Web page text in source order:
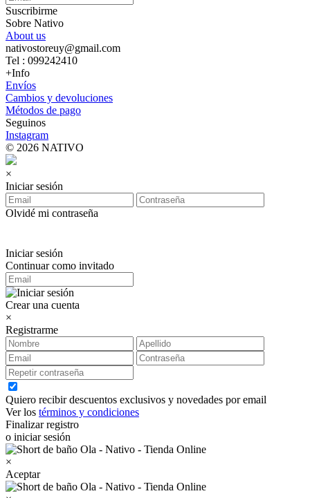
Suscribirme
Sobre Nativo
About us
nativostoreuy@gmail.com
Tel : 099242410
+Info
Envíos
Cambios y devoluciones
Métodos de pago
Seguinos
Instagram
© 2026 NATIVO
×
Iniciar sesión
Olvidé mi contraseña
Iniciar sesión
Continuar como invitado
Crear una cuenta
×
Registrarme
Quiero recibir descuentos exclusivos y novedades por email
Ver los términos y condiciones
Finalizar registro
o iniciar sesión
×
Aceptar